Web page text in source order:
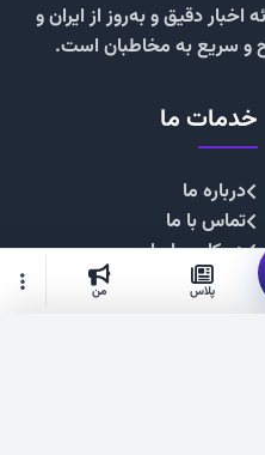
پلاس من
دقیق و به‌روز از ایران و
و سریع به مخاطبان است.
خدمات ما
درباره ما
تماس با ما
همکاری با ما
تبلیغات